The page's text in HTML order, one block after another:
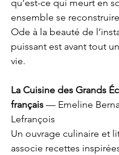
qu’est-ce qui meurt en
ensemble se
Ode à la beauté de
puissant est avant tout
vie.
La Cuisine des Grands
français — Emeline
Lefrançois
Un ouvrage culinaire et
associe recettes